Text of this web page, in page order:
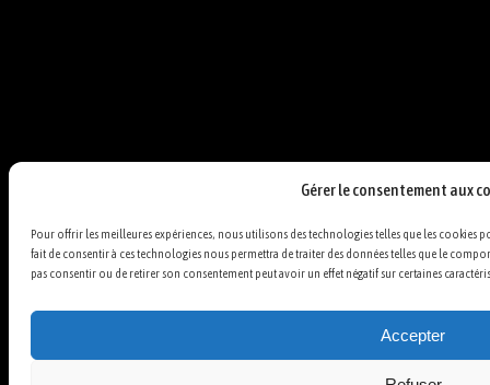
Gérer le consentement aux
Pour offrir les meilleures expériences, nous utilisons des technologies telles que les cookies
fait de consentir à ces technologies nous permettra de traiter des données telles que le
pas consentir ou de retirer son consentement peut avoir un effet négatif sur certaines
Accepter